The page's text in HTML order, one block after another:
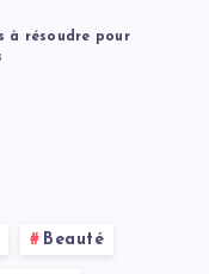
à résoudre pour
Beauté